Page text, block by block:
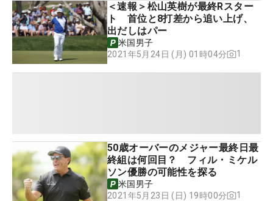
＜速報＞松山英樹が最終Rスター
ト 首位と8打差から追い上げ、
出だしはパー
米国男子
2021年5月24日 (月) 01時04分
1
50歳オーバーのメジャー最終日最
終組は何回目？ フィル・ミケル
ソン優勝の可能性を探る
米国男子
2021年5月23日 (日) 19時00分
1